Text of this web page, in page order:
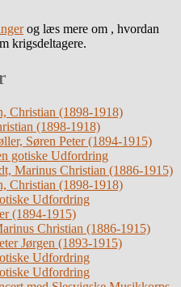
og læs mere om , hvordan
krigsdeltagere.
Christian (1898-1918)
(1898-1918)
Søren Peter (1894-1915)
gotiske Udfordring
Marinus Christian (1886-1915)
Christian (1898-1918)
Udfordring
(1894-1915)
Christian (1886-1915)
Jørgen (1893-1915)
Udfordring
Udfordring